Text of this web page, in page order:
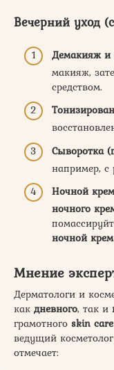
Вечерний уход
Демакияж и
макияж,
средством.
Сыворотка
например, с
Ночной
ночного
ночной крем
Мнение
Дерматологи и
как дневного, так и
грамотного skin
ведущий
отмечает: